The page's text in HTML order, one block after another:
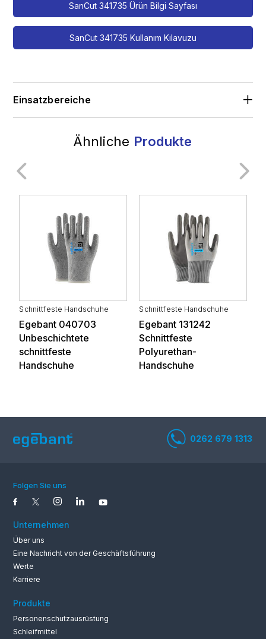
SanCut 341735 Ürün Bilgi Sayfası
SanCut 341735 Kullanım Kılavuzu
Einsatzbereiche
Transport Schienensysteme
Automobilzulieferindustrie
Weiße Ware und
Elektronik
Textil
Bodenbasierte
Ähnliche Produkte
Schnittfeste Handschuhe
Egebant 040703
Unbeschichtete
schnittfeste
Handschuhe
Schnittfeste Handschuhe
Egebant 131242
Schnittfeste
Polyurethan-
Handschuhe
Folgen Sie uns
Unternehmen
Über uns
Eine Nachricht von der Geschäftsführung
Werte
Karriere
Produkte
Personenschutzausrüstung
Schleifmittel